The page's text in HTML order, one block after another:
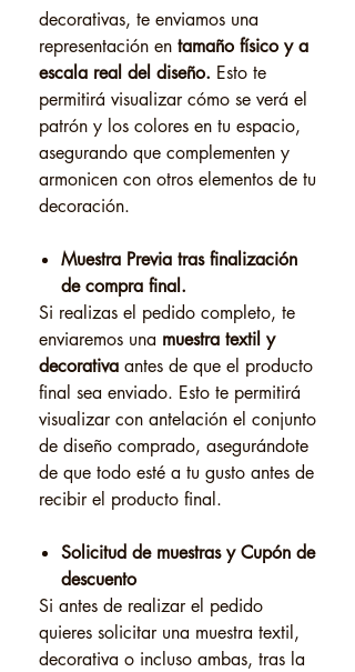
decorativas, te enviamos una
representación en tamaño físico y a
escala real del diseño. Esto te
permitirá visualizar cómo se verá el
patrón y los colores en tu espacio,
asegurando que complementen y
armonicen con otros elementos de tu
decoración.
Muestra Previa tras finalización
de compra final.
Si realizas el pedido completo, te
enviaremos una muestra textil y
decorativa antes de que el producto
final sea enviado. Esto te permitirá
visualizar con antelación el conjunto
de diseño comprado, asegurándote
de que todo esté a tu gusto antes de
recibir el producto final.
Solicitud de muestras y Cupón de
descuento
Si antes de realizar el pedido
quieres solicitar una muestra textil,
decorativa o incluso ambas, tras la